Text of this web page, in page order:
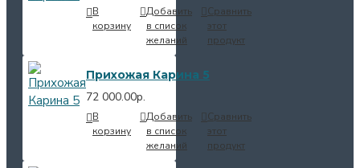
В
корзину
Добавить
в список
желаний
Сравнить
этот
продукт
Прихожая Карина 5
72 000.00р.
В
корзину
Добавить
в список
желаний
Сравнить
этот
продукт